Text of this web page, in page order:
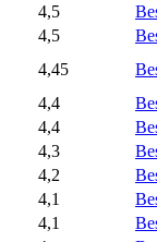
4,5
4,5
4,45
4,4
4,4
4,3
4,2
4,1
4,1